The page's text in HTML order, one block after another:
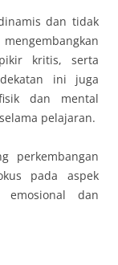
dan tidak
kritis, serta
ini juga
dan mental
pelajaran.
perkembangan
pada aspek
emosional dan